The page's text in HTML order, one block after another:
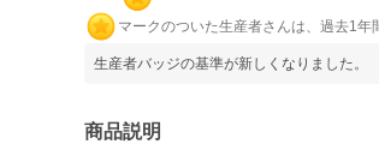
マークのついた生産者さんは、過去1年
生産者バッジの基準が新しくなりました。
商品説明